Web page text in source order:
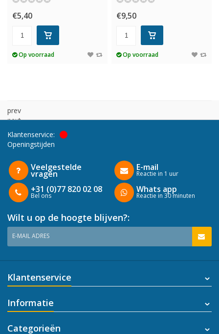
€5,40
Op voorraad
€9,50
Op voorraad
prev
next
Klantenservice:
Openingstijden
Veelgestelde
vragen
+31 (0)77 820 02 08
Bel ons
E-mail
Reactie in 1 uur
Whats app
Reactie in 30 minuten
Wilt u op de hoogte blijven?:
E-MAIL ADRES
Klantenservice
Informatie
Categorieën